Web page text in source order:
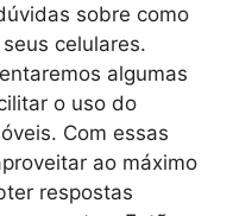
sobre como
celulares.
algumas
o uso do
Com essas
ao máximo
respostas